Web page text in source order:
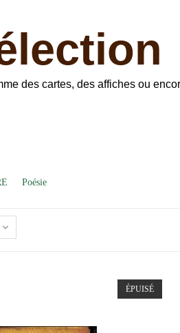
des cartes, des affiches ou
Poésie
ÉPUISÉ